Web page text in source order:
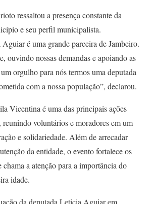
ressaltou a presença constante da
e seu perfil municipalista.
é uma grande parceira de Jambeiro.
ouvindo nossas demandas e apoiando as
orgulho para nós termos uma deputada
com a nossa população”, declarou.
Vicentina é uma das principais ações
reunindo voluntários e moradores em um
e solidariedade. Além de arrecadar
da entidade, o evento fortalece os
a atenção para a importância do
idade.